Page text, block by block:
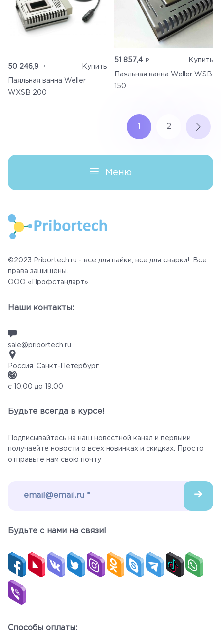
50 246,9 Купить
Паяльная ванна Weller
WXSB 200
51 857,4 Купить
Паяльная ванна Weller WSB
150
2
Меню
Главная
Доставка
©2023 Pribortech.ru - все для пайки, все для сварки!. Все
права защищены.
ООО «Профстандарт».
Наши контакты:
sale@pribortech.ru
Россия, Санкт-Петербург
с 10:00 до 19:00
Будьте всегда в курсе!
Подписывайтесь на наш новостной канал и первыми
получаейте новости о всех новинках и скидках. Просто
отправьте нам свою почту
Будьте c нами на связи!
Способы оплаты: